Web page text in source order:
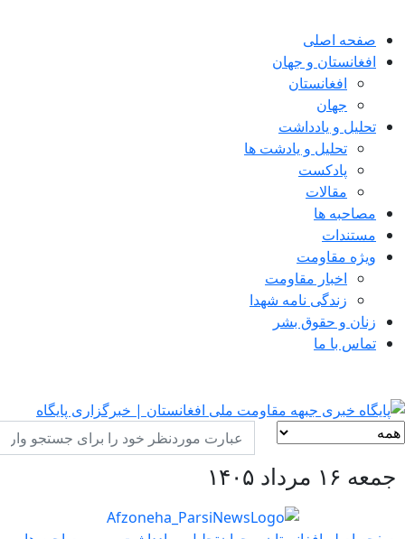
صفحه اصلی
افغانستان و جهان
افغانستان
جهان
تحلیل و یادداشت
تحلیل و یادشت ها
پادکست
مقالات
مصاحبه ها
مستندات
ویژه مقاومت
اخبار مقاومت
زندگی نامه شهدا
زنان و حقوق بشر
تماس با ما
جمعه ۱۶ مرداد ۱۴۰۵